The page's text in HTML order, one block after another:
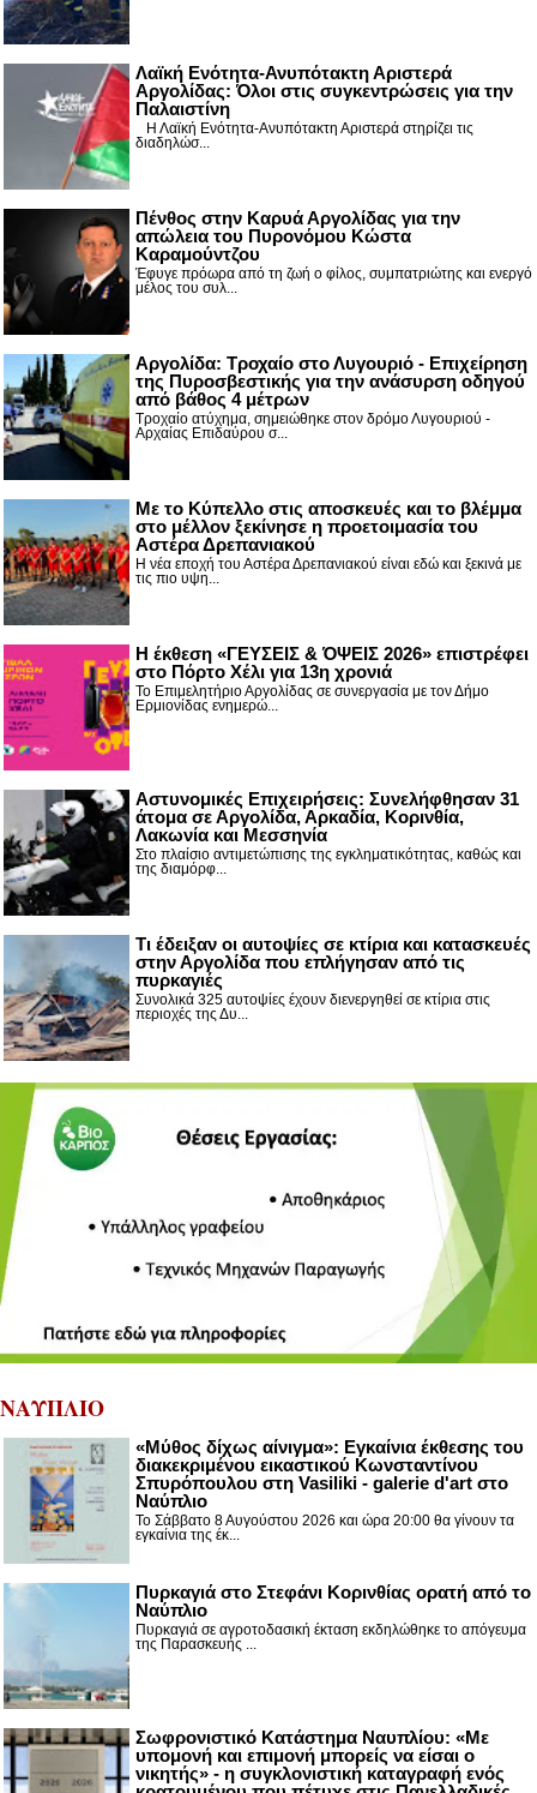
Λαϊκή Ενότητα-Ανυπότακτη Αριστερά
Αργολίδας: Όλοι στις συγκεντρώσεις για την
Παλαιστίνη
Η Λαϊκή Ενότητα-Ανυπότακτη Αριστερά στηρίζει τις
διαδηλώσ...
Πένθος στην Καρυά Αργολίδας για την
απώλεια του Πυρονόμου Κώστα
Καραμούντζου
Έφυγε πρόωρα από τη ζωή ο φίλος, συμπατριώτης και ενεργό
μέλος του συλ...
Αργολίδα: Τροχαίο στο Λυγουριό - Επιχείρηση
της Πυροσβεστικής για την ανάσυρση οδηγού
από βάθος 4 μέτρων
Τροχαίο ατύχημα, σημειώθηκε στον δρόμο Λυγουριού -
Αρχαίας Επιδαύρου σ...
Με το Κύπελλο στις αποσκευές και το βλέμμα
στο μέλλον ξεκίνησε η προετοιμασία του
Αστέρα Δρεπανιακού
Η νέα εποχή του Αστέρα Δρεπανιακού είναι εδώ και ξεκινά με
τις πιο υψη...
Η έκθεση «ΓΕΥΣΕΙΣ & ΌΨΕΙΣ 2026» επιστρέφει
στο Πόρτο Χέλι για 13η χρονιά
Το Επιμελητήριο Αργολίδας σε συνεργασία με τον Δήμο
Ερμιονίδας ενημερώ...
Αστυνομικές Επιχειρήσεις: Συνελήφθησαν 31
άτομα σε Αργολίδα, Αρκαδία, Κορινθία,
Λακωνία και Μεσσηνία
Στο πλαίσιο αντιμετώπισης της εγκληματικότητας, καθώς και
της διαμόρφ...
Τι έδειξαν οι αυτοψίες σε κτίρια και κατασκευές
στην Αργολίδα που επλήγησαν από τις
πυρκαγιές
Συνολικά 325 αυτοψίες έχουν διενεργηθεί σε κτίρια στις
περιοχές της Δυ...
ΝΑΥΠΛΙΟ
«Μύθος δίχως αίνιγμα»: Εγκαίνια έκθεσης του
διακεκριμένου εικαστικού Κωνσταντίνου
Σπυρόπουλου στη Vasiliki - galerie d'art στο
Ναύπλιο
Το Σάββατο 8 Αυγούστου 2026 και ώρα 20:00 θα γίνουν τα
εγκαίνια της έκ...
Πυρκαγιά στο Στεφάνι Κορινθίας ορατή από το
Ναύπλιο
Πυρκαγιά σε αγροτοδασική έκταση εκδηλώθηκε το απόγευμα
της Παρασκευής ...
Σωφρονιστικό Κατάστημα Ναυπλίου: «Με
υπομονή και επιμονή μπορείς να είσαι ο
νικητής» - η συγκλονιστική καταγραφή ενός